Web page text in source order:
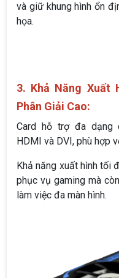
và giữ khung hình ổn
họa.
3. Khả Năng Xuất
Phân Giải Cao:
Card hỗ trợ đa dạng
HDMI và DVI, phù hợp
Khả năng xuất hình tối
phục vụ gaming mà
làm việc đa màn hình.